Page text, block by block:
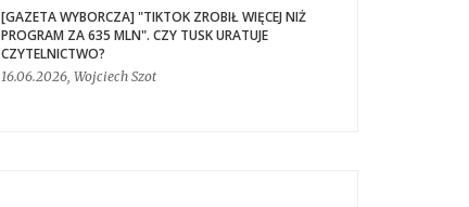
[GAZETA WYBORCZA] "TIKTOK ZROBIŁ WIĘCEJ NIŻ
PROGRAM ZA 635 MLN". CZY TUSK URATUJE
CZYTELNICTWO?
16.06.2026, Wojciech Szot